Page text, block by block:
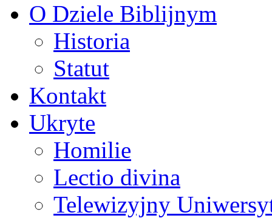
O Dziele Biblijnym
Historia
Statut
Kontakt
Ukryte
Homilie
Lectio divina
Telewizyjny